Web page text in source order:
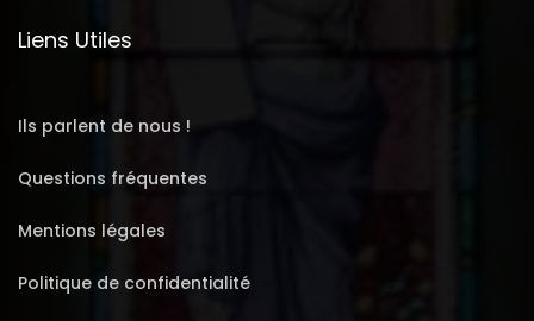
Liens Utiles
Ils parlent de nous !
Questions fréquentes
Mentions légales
Politique de confidentialité